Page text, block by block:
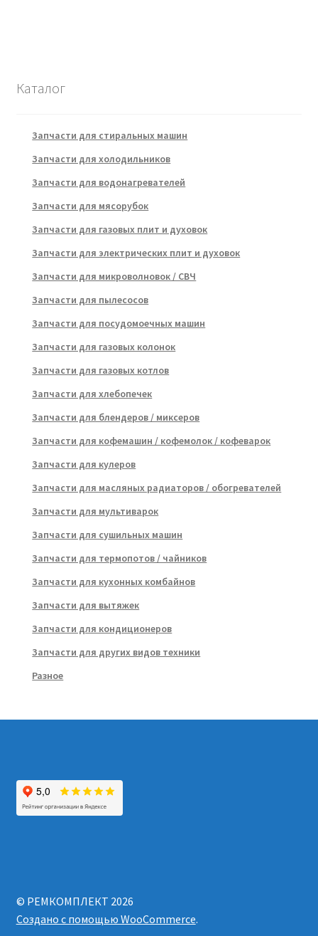
Каталог
Запчасти для стиральных машин
Запчасти для холодильников
Запчасти для водонагревателей
Запчасти для мясорубок
Запчасти для газовых плит и духовок
Запчасти для электрических плит и духовок
Запчасти для микроволновок / СВЧ
Запчасти для пылесосов
Запчасти для посудомоечных машин
Запчасти для газовых колонок
Запчасти для газовых котлов
Запчасти для хлебопечек
Запчасти для блендеров / миксеров
Запчасти для кофемашин / кофемолок / кофеварок
Запчасти для кулеров
Запчасти для масляных радиаторов / обогревателей
Запчасти для мультиварок
Запчасти для сушильных машин
Запчасти для термопотов / чайников
Запчасти для кухонных комбайнов
Запчасти для вытяжек
Запчасти для кондиционеров
Запчасти для других видов техники
Разное
© РЕМКОМПЛЕКТ 2026
Создано с помощью WooCommerce.